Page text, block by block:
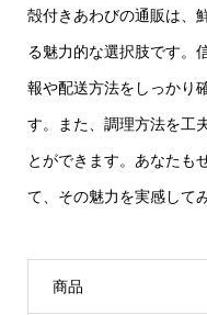
殻付きあわびの通販は、
る魅力的な選択肢です。
報や配送方法をしっかり
す。また、調理方法を工
とができます。あなたも
て、その魅力を実感して
商品